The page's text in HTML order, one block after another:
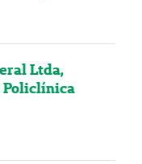
Ltda,
Policlínica